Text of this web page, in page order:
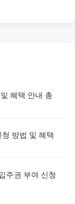
혜택 안내 총
방법 및 혜택
주권 부여 신청